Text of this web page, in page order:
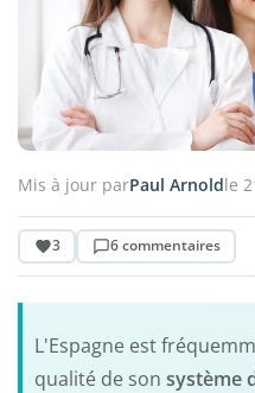
Mis à jour parPaul Arnoldle
3 6 commentaires
L'Espagne est
qualité de son système